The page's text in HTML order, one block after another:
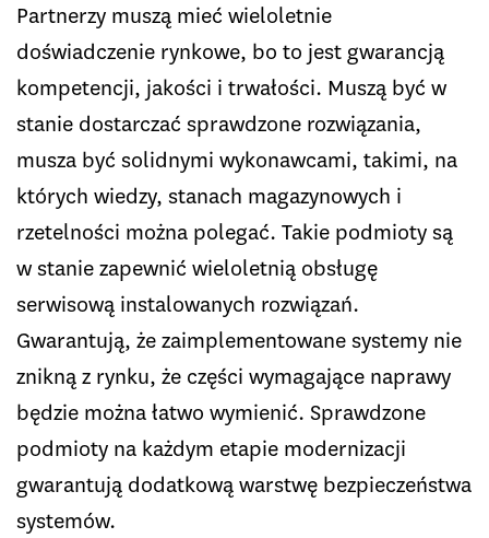
Partnerzy muszą mieć wieloletnie
doświadczenie rynkowe, bo to jest gwarancją
kompetencji, jakości i trwałości. Muszą być w
stanie dostarczać sprawdzone rozwiązania,
musza być solidnymi wykonawcami, takimi, na
których wiedzy, stanach magazynowych i
rzetelności można polegać. Takie podmioty są
w stanie zapewnić wieloletnią obsługę
serwisową instalowanych rozwiązań.
Gwarantują, że zaimplementowane systemy nie
znikną z rynku, że części wymagające naprawy
będzie można łatwo wymienić. Sprawdzone
podmioty na każdym etapie modernizacji
gwarantują dodatkową warstwę bezpieczeństwa
systemów.